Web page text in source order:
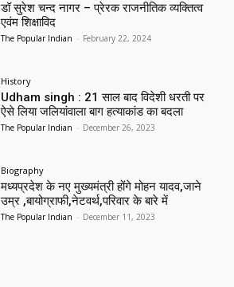
डॉ सुरेश चन्द नागर – प्रेरक राजनीतिक व्यक्तित्व
एवंम शिक्षाविद
The Popular Indian - February 22, 2024
History
Udham singh : 21 साल बाद विदेशी धरती पर
ऐसे लिया जलियांवाला बाग हत्याकांड का बदला
The Popular Indian - December 26, 2023
Biography
मध्यप्रदेश के नए मुख्यमंत्री होंगे मोहन यादव,जाने
उम्र ,बायोग्राफी,नेटवर्थ,परिवार के बारे में
The Popular Indian - December 11, 2023